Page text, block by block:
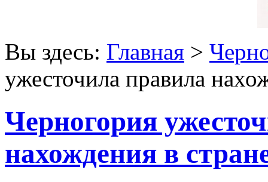
Вы здесь: Главная >
ужесточила правила
Черногория
нахождения в